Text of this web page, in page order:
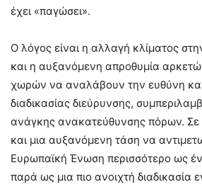
έχει «παγώσει».
Ο λόγος είναι η αλλαγή κλίματος
και η αυξανόμενη απροθυμία
χωρών να αναλάβουν την ευθύνη
διαδικασίας διεύρυνσης,
ανάγκης ανακατεύθυνσης πόρων. Σε
και μια αυξανόμενη τάση να
Ευρωπαϊκή Ένωση περισσότερο ως
παρά ως μια πιο ανοιχτή διαδικασία